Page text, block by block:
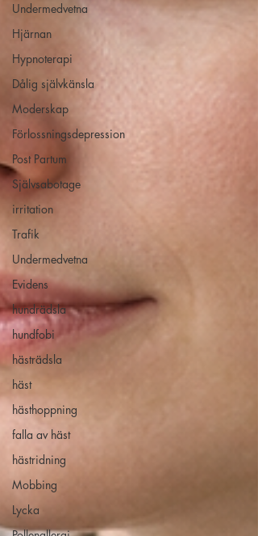
Undermedvetna
Hjärnan
Hypnoterapi
Dålig självkänsla
Moderskap
Förlossningsdepression
Post Partum
Självsabotage
irritation
Trafik
Undermedvetna
Evidens
hundrädsla
hundfobi
hästrädsla
häst
hästhoppning
falla av häst
hästridning
Mobbing
Lycka